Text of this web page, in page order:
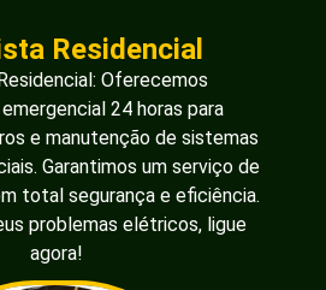
Residencial
Oferecemos
24 horas para
e manutenção de sistemas
Garantimos um serviço de
total segurança e eficiência.
problemas elétricos, ligue
agora!